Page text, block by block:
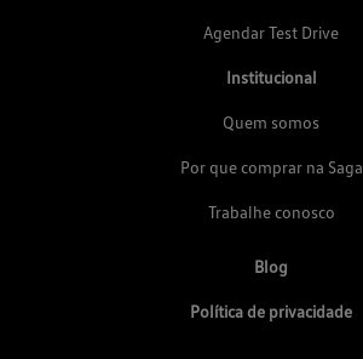
Agendar Test Drive
Institucional
Quem somos
Por que comprar na Saga
Trabalhe conosco
Blog
Política de privacidade